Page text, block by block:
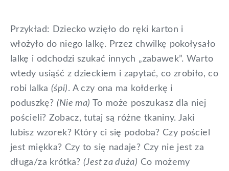
Przykład: Dziecko wzięło do ręki karton i
włożyło do niego lalkę. Przez chwilkę pokołysało
lalkę i odchodzi szukać innych „zabawek”. Warto
wtedy usiąść z dzieckiem i zapytać, co zrobiło, co
robi lalka (śpi). A czy ona ma kołderkę i
poduszkę? (Nie ma) To może poszukasz dla niej
pościeli? Zobacz, tutaj są różne tkaniny. Jaki
lubisz wzorek? Który ci się podoba? Czy pościel
jest miękka? Czy to się nadaje? Czy nie jest za
długa/za krótka?(Jest za duża) Co możemy